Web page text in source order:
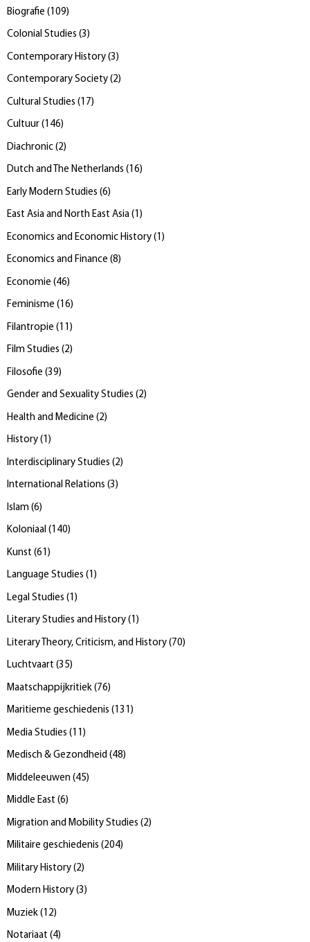
Biografie (109)
Colonial Studies (3)
Contemporary History (3)
Contemporary Society (2)
Cultural Studies (17)
Cultuur (146)
Diachronic (2)
Dutch and The Netherlands (16)
Early Modern Studies (6)
East Asia and North East Asia (1 )
Economics and Economic History (1 )
Economics and Finance (8)
Economie (46)
Feminisme (16)
Filantropie (11 )
Film Studies (2)
Filosofie (39)
Gender and Sexuality Studies (2)
Health and Medicine (2)
History (1 )
Interdisciplinary Studies (2)
International Relations (3)
Islam (6)
Koloniaal (140)
Kunst (61 )
Language Studies (1 )
Legal Studies (1 )
Literary Studies and History (1 )
Literary Theory, Criticism, and History (70)
Luchtvaart (35)
Maatschappijkritiek (76)
Maritieme geschiedenis (131 )
Media Studies (11 )
Medisch & Gezondheid (48)
Middeleeuwen (45)
Middle East (6)
Migration and Mobility Studies (2)
Militaire geschiedenis (204)
Military History (2)
Modern History (3)
Muziek (12)
Notariaat (4)